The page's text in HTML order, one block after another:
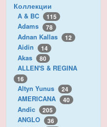
Коллекции
A & BC 115
Adams 78
Adnan Kallas 12
Aidin 14
Akas 80
ALLEN'S & REGINA
16
Altyn Yunus 24
AMERICANA 40
Andic 205
ANGLO 36